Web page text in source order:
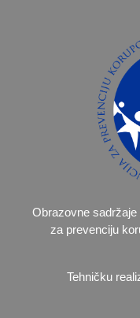
Obrazovne
za prevenciju
Tehničku